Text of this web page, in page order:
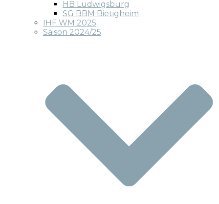
HB Ludwigsburg
SG BBM Bietigheim
IHF WM 2025
Saison 2024/25